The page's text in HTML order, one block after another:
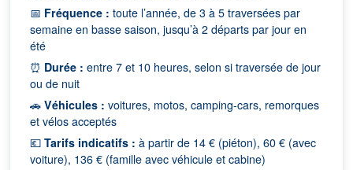
📅 Fréquence : toute l’année, de 3 à 5 traversées par
semaine en basse saison, jusqu’à 2 départs par jour en
été
⏰ Durée : entre 7 et 10 heures, selon si traversée de jour
ou de nuit
🚗Véhicules : voitures, motos, camping-cars, remorques
et vélos acceptés
💶Tarifs indicatifs : à partir de 14 € (piéton), 60 € (avec
voiture), 136 € (famille avec véhicule et cabine)